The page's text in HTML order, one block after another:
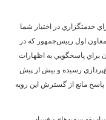
خدمتگزاري در اختيار شما
اول رييس‌جمهور که در
براي پاسخگويي به اظهارات
رسيده و بيش از پيش
پاسخ مانع از گسترش اين رويه